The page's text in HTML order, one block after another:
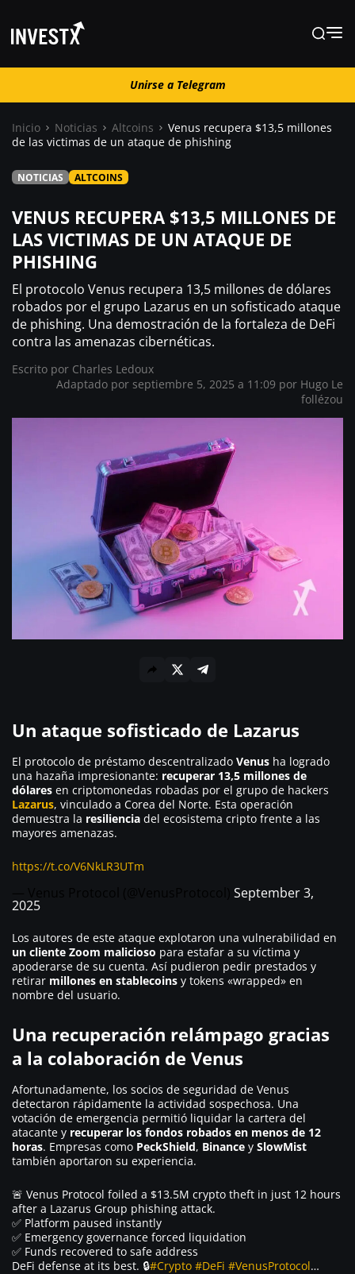
Unirse a Telegram
Guías
Trading
¿ Dónde comprar ?
Unirse a Telegram
Inicio Noticias Altcoins
Venus recupera $13,5 millones
de las victimas de un ataque de phishing
NOTICIAS ALTCOINS
VENUS RECUPERA $13,5 MILLONES DE
LAS VICTIMAS DE UN ATAQUE DE
PHISHING
El protocolo Venus recupera 13,5 millones de dólares
robados por el grupo Lazarus en un sofisticado ataque
de phishing. Una demostración de la fortaleza de DeFi
contra las amenazas cibernéticas.
Escrito por Charles Ledoux
Adaptado por septiembre 5, 2025 a 11:09 por Hugo Le
follézou
Un ataque sofisticado de Lazarus
El protocolo de préstamo descentralizado Venus ha logrado
una hazaña impresionante: recuperar 13,5 millones de
dólares en criptomonedas robadas por el grupo de hackers
Lazarus, vinculado a Corea del Norte. Esta operación
demuestra la resiliencia del ecosistema cripto frente a las
mayores amenazas.
https://t.co/V6NkLR3UTm
September 3,
2025
Los autores de este ataque explotaron una vulnerabilidad en
un cliente Zoom malicioso para estafar a su víctima y
apoderarse de su cuenta. Así pudieron pedir prestados y
retirar millones en stablecoins y tokens «wrapped» en
nombre del usuario.
Una recuperación relámpago gracias
a la colaboración de Venus
Afortunadamente, los socios de seguridad de Venus
detectaron rápidamente la actividad sospechosa. Una
votación de emergencia permitió liquidar la cartera del
atacante y recuperar los fondos robados en menos de 12
horas. Empresas como PeckShield, Binance y SlowMist
también aportaron su experiencia.
🚨 Venus Protocol foiled a $13.5M crypto theft in just 12 hours
after a Lazarus Group phishing attack.
✅ Platform paused instantly
✅ Emergency governance forced liquidation
✅ Funds recovered to safe address
DeFi defense at its best. 🔒#Crypto #DeFi #VenusProtocol…